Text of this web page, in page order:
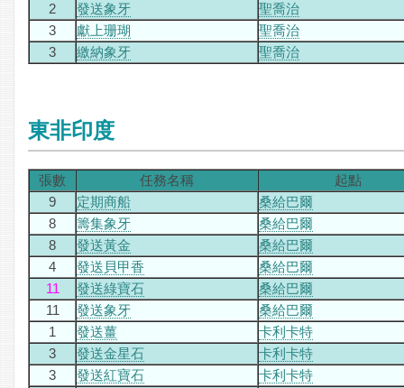
2
發送象牙
聖喬治
3
獻上珊瑚
聖喬治
3
繳納象牙 聖喬治
東非印度
張數 任務名稱
起點
9
定期商船
桑給巴爾
8
籌集象牙
桑給巴爾
8
發送黃金
桑給巴爾
4
發送貝甲香
桑給巴爾
11
發送綠寶石
桑給巴爾
11
發送象牙
桑給巴爾
1
發送薑
卡利卡特
3
發送金星石
卡利卡特
3
發送紅寶石
卡利卡特